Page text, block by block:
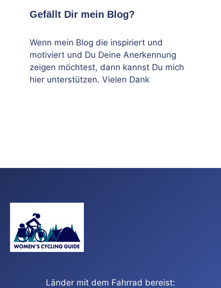
Gefällt Dir mein Blog?
Wenn mein Blog die inspiriert und
motiviert und Du Deine Anerkennung
zeigen möchtest, dann kannst Du mich
hier unterstützen. Vielen Dank
Länder mit dem Fahrrad bereist: